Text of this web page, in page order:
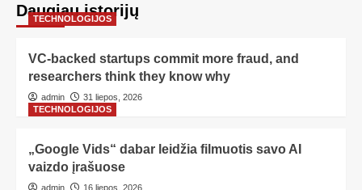
Daugiau istorijų
TECHNOLOGIJOS
VC-backed startups commit more fraud, and
researchers think they know why
admin
31 liepos, 2026
TECHNOLOGIJOS
„Google Vids“ dabar leidžia filmuotis savo AI
vaizdo įrašuose
admin
16 liepos, 2026